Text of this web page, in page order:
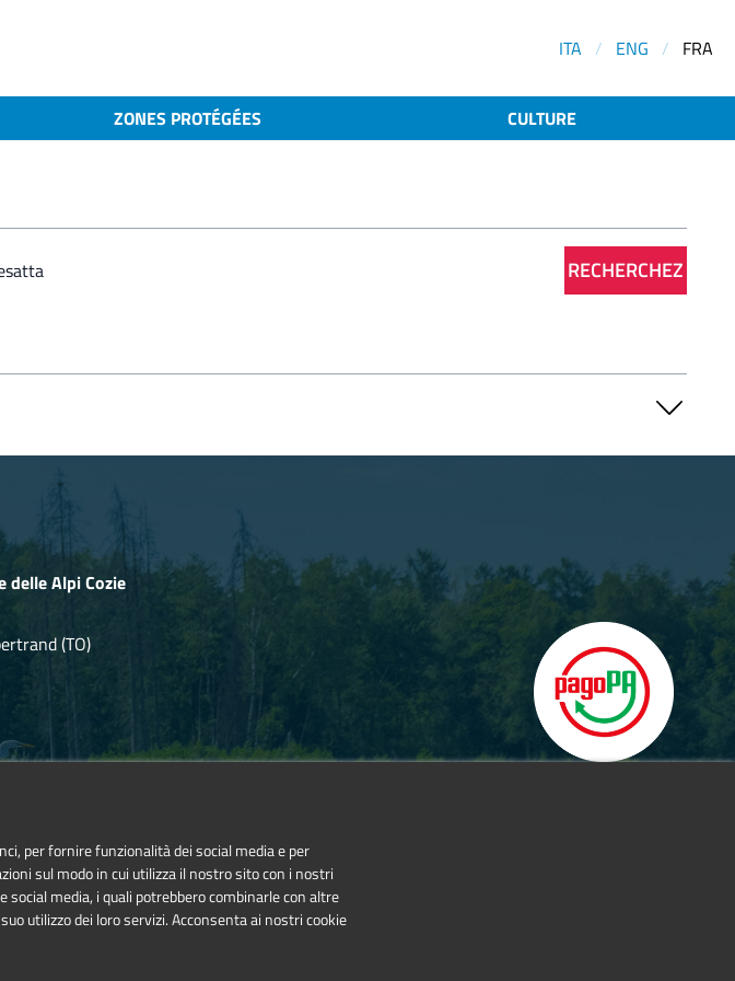
ITA / ENG / FRA
ZONES PROTÉGÉES CULTURE
RECHERCHEZ
delle Alpi Cozie
(TO)
per fornire funzionalità dei social media e per
sul modo in cui utilizza il nostro sito con i nostri
social media, i quali potrebbero combinarle con altre
utilizzo dei loro servizi. Acconsenta ai nostri cookie